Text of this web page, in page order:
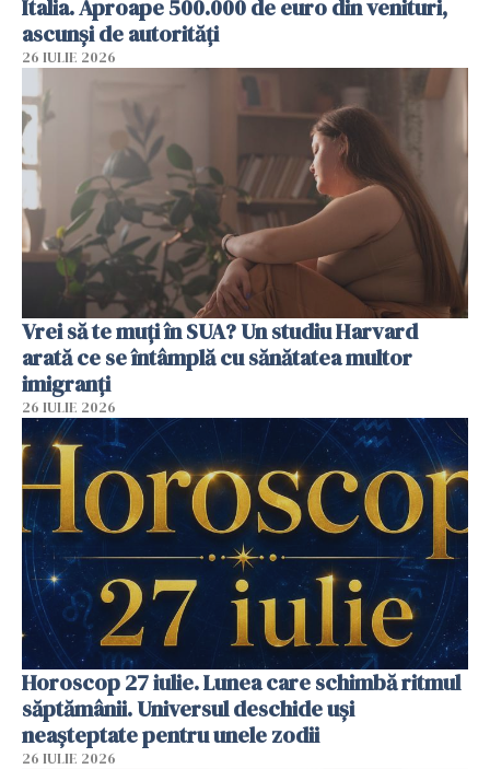
Italia. Aproape 500.000 de euro din venituri,
ascunși de autorități
26 IULIE 2026
Vrei să te muți în SUA? Un studiu Harvard
arată ce se întâmplă cu sănătatea multor
imigranți
26 IULIE 2026
Horoscop 27 iulie. Lunea care schimbă ritmul
săptămânii. Universul deschide uși
neașteptate pentru unele zodii
26 IULIE 2026